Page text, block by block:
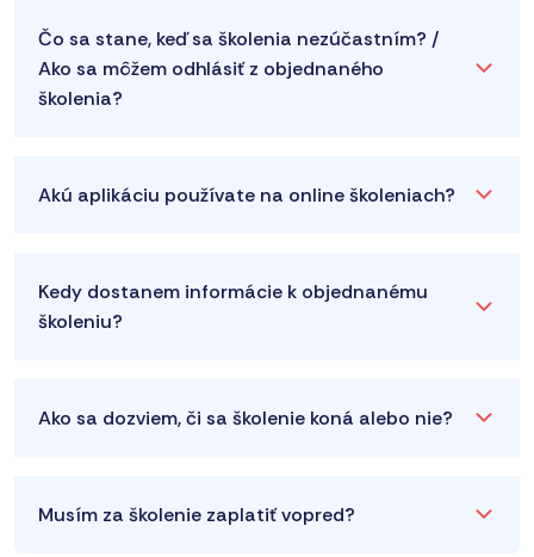
Čo sa stane, keď sa školenia nezúčastním? /
Ako sa môžem odhlásiť z objednaného
školenia?
Akú aplikáciu používate na online školeniach?
Kedy dostanem informácie k objednanému
školeniu?
Ako sa dozviem, či sa školenie koná alebo nie?
Musím za školenie zaplatiť vopred?